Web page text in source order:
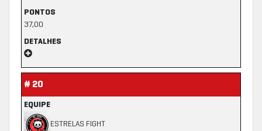
PONTOS
37,00
DETALHES
# 20
EQUIPE
ESTRELAS FIGHT